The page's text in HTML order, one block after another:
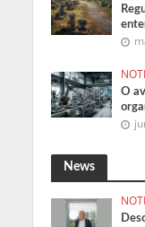
O
News